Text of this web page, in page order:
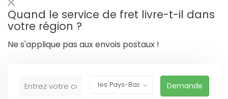
Quand le service de fret livre-t-il dans
votre région ?
Ne s'applique pas aux envois postaux !
Demande